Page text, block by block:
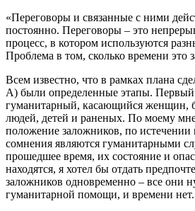
«Переговоры и связанные с ними
постоянно. Переговоры – это
процесс, в котором используются
Проблема в том, сколько времени это
Всем известно, что в рамках плана
А) были определенные этапы.
гуманитарный, касающийся женщин,
людей, детей и раненых. По моему
положение заложников, по истечении
сомнения являются гуманитарными
прошедшее время, их состояние и
находятся, я хотел бы отдать
заложников одновременно – все они
гуманитарной помощи, и времени нет.